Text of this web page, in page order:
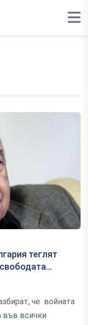
теглят
че войната
във всички